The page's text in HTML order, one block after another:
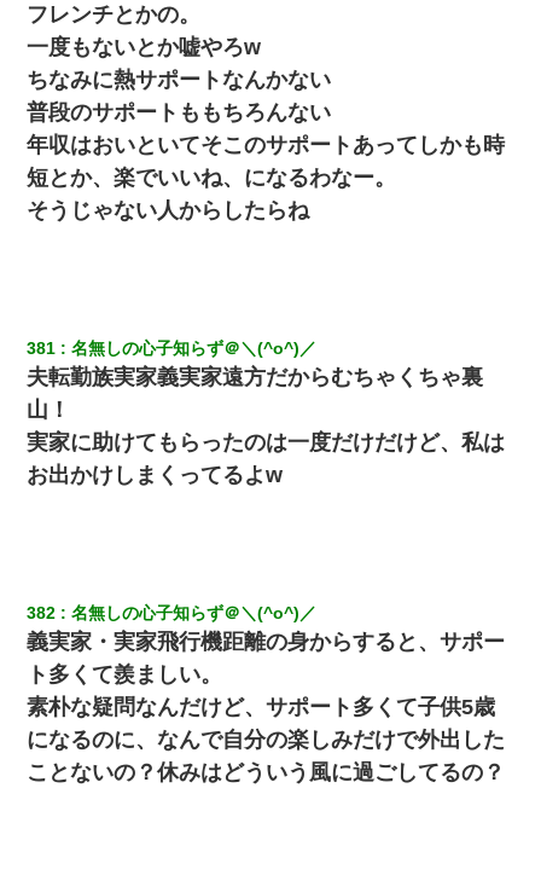
新卒の女性社員に1年半ストーカーされていた。俺「マジで怖い」
上司「話をしてみる」→女性社員「実は10数年前に…」
結婚生活10ヶ月目で嫁から一方的に「もう冷めた」と離婚切り出
された
【画像】女の子「お母さん！！私ようやくファッションモデルに
選ばれたの！絶対見に来てね！」→悲しい結果がこれ・・・
小2の頃、妹と昼寝してたら家が火事になってて気づくと逃げ場が
なかった。妹を抱き締めて「ﾀﾋんじゃうよ」って泣いてたら…
【考察】兄嫁急死の1年後、兄が引越すというので手伝いに行った
ら下着が入った引き出しの奥にとんでもないモノを見つけた
れて無事婚約破棄・・・
【戦争】不妊の俺嫁に弟嫁が2日間4歳児を託児 俺嫁はそこまで気
にしてなかったが、あまりにも子供が俺嫁に懐くので最後らへん
顔引きつってた → そして弟嫁が迎えに来た翌日…
童貞俺、宅飲みした女友達2人を家に泊めた結果ｗｗｗｗｗｗ
フレンチとかの。
一度もないとか嘘やろw
ちなみに熱サポートなんかない
普段のサポートももちろんない
年収はおいといてそこのサポートあってしかも時
短とか、楽でいいね、になるわなー。
そうじゃない人からしたらね
381 名無しの心子知らず＠＼(^o^)／
夫転勤族実家義実家遠方だからむちゃくちゃ裏
山！
実家に助けてもらったのは一度だけだけど、私は
お出かけしまくってるよw
382 名無しの心子知らず＠＼(^o^)／
義実家・実家飛行機距離の身からすると、サポー
ト多くて羨ましい。
素朴な疑問なんだけど、サポート多くて子供5歳
になるのに、なんで自分の楽しみだけで外出した
ことないの？休みはどういう風に過ごしてるの？